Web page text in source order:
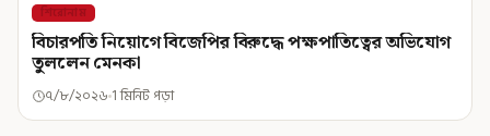
শিরোনাম
বিচারপতি নিয়োগে বিজেপির বিরুদ্ধে পক্ষপাতিত্বের অভিযোগ
তুললেন মেনকা
৭/৮/২০২৬ 1 মিনিট পড়া